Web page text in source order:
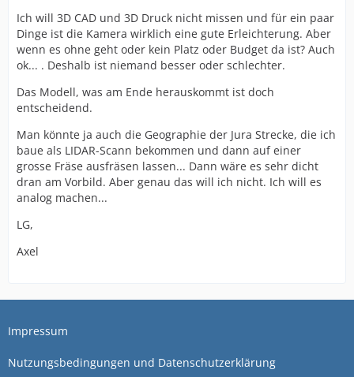
Ich will 3D CAD und 3D Druck nicht missen und für ein paar
Dinge ist die Kamera wirklich eine gute Erleichterung. Aber
wenn es ohne geht oder kein Platz oder Budget da ist? Auch
ok... . Deshalb ist niemand besser oder schlechter.
Das Modell, was am Ende herauskommt ist doch
entscheidend.
Man könnte ja auch die Geographie der Jura Strecke, die ich
baue als LIDAR-Scann bekommen und dann auf einer
grosse Fräse ausfräsen lassen... Dann wäre es sehr dicht
dran am Vorbild. Aber genau das will ich nicht. Ich will es
analog machen...
LG,
Axel
Impressum
Nutzungsbedingungen und Datenschutzerklärung